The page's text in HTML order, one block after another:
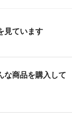
見ています
な商品を購入して